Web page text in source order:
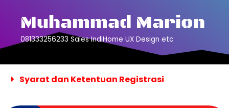
Muhammad Marion
081333256233 Sales IndiHome UX Design etc
Syarat dan Ketentuan Registrasi